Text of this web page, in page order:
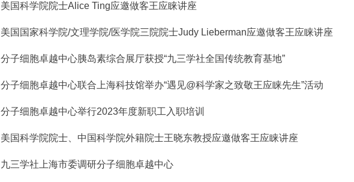
美国科学院院士Alice Ting应邀做客王应睐讲座
美国国家科学院/文理学院/医学院三院院士Judy Lieberman应邀做客王应睐讲座
分子细胞卓越中心胰岛素综合展厅获授“九三学社全国传统教育基地”
分子细胞卓越中心联合上海科技馆举办“遇见@科学家之致敬王应睐先生”活动
分子细胞卓越中心举行2023年度新职工入职培训
美国科学院院士、中国科学院外籍院士王晓东教授应邀做客王应睐讲座
九三学社上海市委调研分子细胞卓越中心